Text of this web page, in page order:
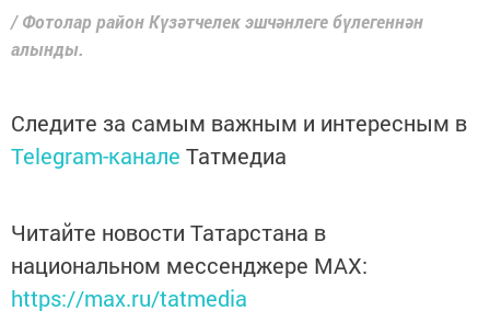
/ Фотолар район Күзәтчелек эшчәнлеге бүлегеннән
алынды.
Следите за самым важным и интересным в
Telegram-канале Татмедиа
Читайте новости Татарстана в
национальном мессенджере MАХ:
https://max.ru/tatmedia